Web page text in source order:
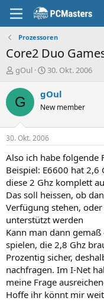
Prozessoren
Core2 Duo
E
s
t
e
r
gOul
E
s
e
l
t
a
m
30. Okt. 2006
G gOul
New member
30. Okt. 2006
Also ich habe folgende
Beispiel: E6600 hat 2,6
diese 2 Ghz komplett
Das soll heissen, ob
Verfügung stehen,
unterstützt werden
Kann man dann
spielen, die 2,8 Ghz
Prozentig sicher,
nachfragen. Im I-Net
meine Frage
Hoffe ihr könnt mir